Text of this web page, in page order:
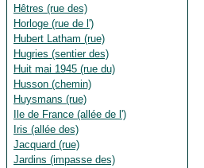
Hêtres (rue des)
Horloge (rue de l')
Hubert Latham (rue)
Hugries (sentier des)
Huit mai 1945 (rue du)
Husson (chemin)
Huysmans (rue)
Ile de France (allée de l')
Iris (allée des)
Jacquard (rue)
Jardins (impasse des)